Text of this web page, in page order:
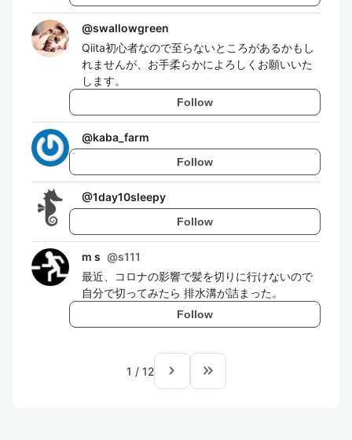
@swallowgreen
Qiita初心者なので至らないところがあるかもし
れませんが、お手柔らかによろしくお願いいた
します。
Follow
@kaba_farm
Follow
@1day10sleepy
Follow
m s @s111
最近、コロナの影響で髪を切りに行けないので
自分で切ってみたら 排水溝が詰まった。
Follow
1 / 12 navigate_next keyboard_double_arrow_right